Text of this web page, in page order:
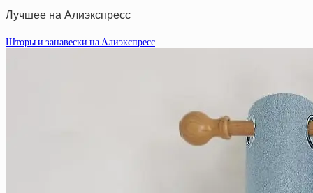
Лучшее на Алиэкспресс
Шторы и занавески на Алиэкспресс